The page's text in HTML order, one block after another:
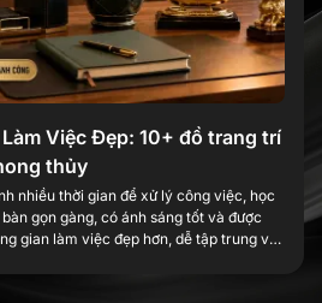
Việc Đẹp: 10+ đồ trang trí
thủy
nhiều thời gian để xử lý công việc, học
gọn gàng, có ánh sáng tốt và được
gian làm việc đẹp hơn, dễ tập trung và